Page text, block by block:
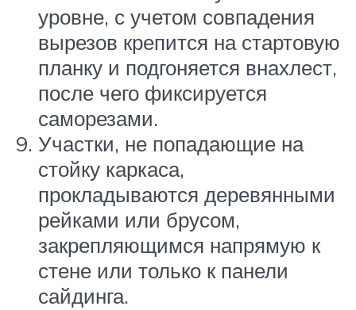
уровне, с учетом совпадения
вырезов крепится на стартовую
планку и подгоняется внахлест,
после чего фиксируется
саморезами.
Участки, не попадающие на
стойку каркаса,
прокладываются деревянными
рейками или брусом,
закрепляющимся напрямую к
стене или только к панели
сайдинга.